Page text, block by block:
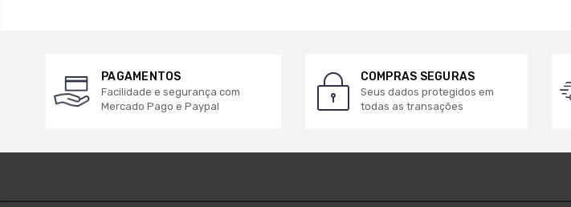
PAGAMENTOS
Facilidade e segurança com
Mercado Pago e Paypal
COMPRAS SEGURAS
Seus dados protegidos em
todas as transações